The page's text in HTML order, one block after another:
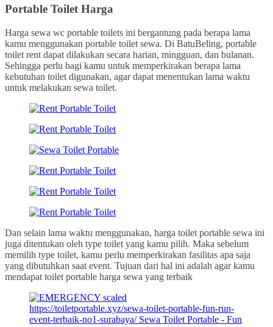
Portable Toilet Harga
Harga sewa wc portable toilets ini bergantung pada berapa lama
kamu menggunakan portable toilet sewa. Di BatuBeling, portable
toilet rent dapat dilakukan secara harian, mingguan, dan bulanan.
Sehingga perlu bagi kamu untuk memperkirakan berapa lama
kebutuhan toilet digunakan, agar dapat menentukan lama waktu
untuk melakukan sewa toilet.
Dan selain lama waktu menggunakan, harga toilet portable sewa ini
juga ditentukan oleh type toilet yang kamu pilih. Maka sebelum
memilih type toilet, kamu perlu memperkirakan fasilitas apa saja
yang dibutuhkan saat event. Tujuan dari hal ini adalah agar kamu
mendapat toilet portable harga sewa yang terbaik